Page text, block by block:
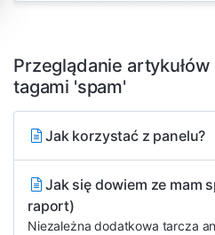
Przeglądanie
tagami 'spam'
Jak korzystać z panelu?
Jak się dowiem ze mam
raport)
Niezależna dodatkowa tarcza